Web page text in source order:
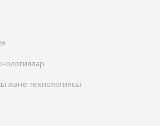
және технологиясы